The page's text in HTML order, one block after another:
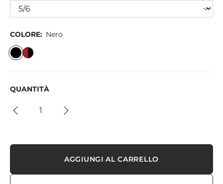
COLORE: Nero
QUANTITÀ
AGGIUNGI AL CARRELLO